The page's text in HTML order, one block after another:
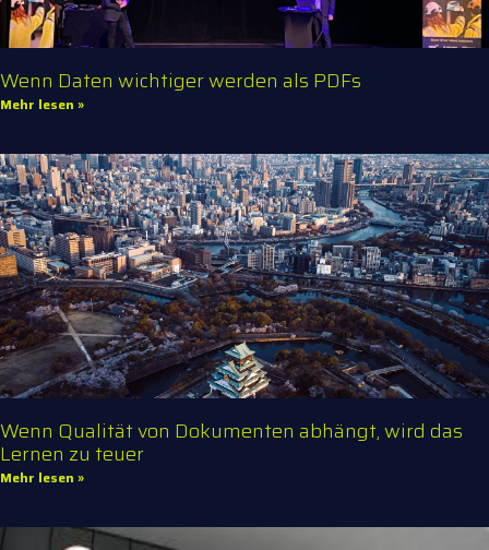
Wenn Daten wichtiger werden als PDFs
Mehr lesen »
Wenn Qualität von Dokumenten abhängt, wird das
Lernen zu teuer
Mehr lesen »